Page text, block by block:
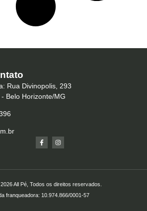
Rua Divinopolis, 293
Belo Horizonte/MG
All Pé, Todos os direitos reservados.
franqueadora: 10.974.866/0001-57